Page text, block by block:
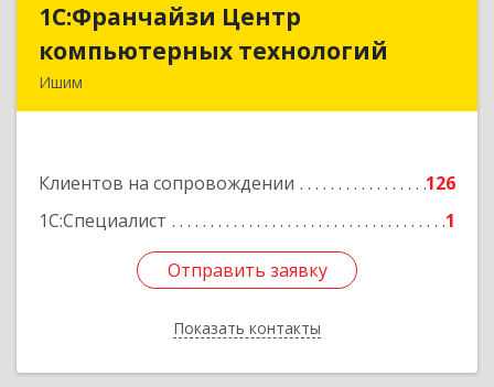
1С:Франчайзи Центр
компьютерных технологий
Ишим
Клиентов на сопровождении
126
1С:Специалист
1
Отправить заявку
Показать контакты
1С:Франчайзи Центр
компьютерных технологий
Подробнее
Отправить заявку
Назад